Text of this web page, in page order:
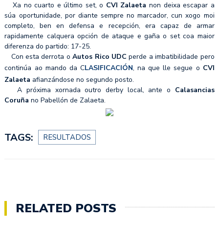
Xa no cuarto e último set, o CVI Zalaeta non deixa escapar a
súa oportunidade, por diante sempre no marcador, cun xogo moi
completo, ben en defensa e recepción, era capaz de armar
rapidamente calquera opción de ataque e gaña o set coa maior
diferenza do partido: 17-25.
Con esta derrota oAutos Rico UDC perde a imbatibilidade pero
continúa ao mando da CLASIFICACIÓN, na que lle segue o CVI
Zalaeta afianzándose no segundo posto.
A próxima xornada outro derby local, ante o Calasancias
Coruña no Pabellón de Zalaeta.
TAGS: RESULTADOS
RELATED POSTS